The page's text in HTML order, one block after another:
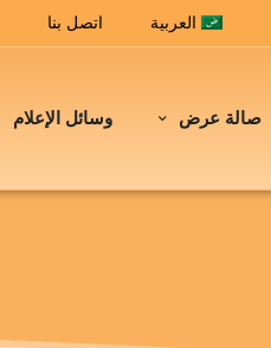
العربية اتصل بنا
صالة عرض وسائل الإعلام